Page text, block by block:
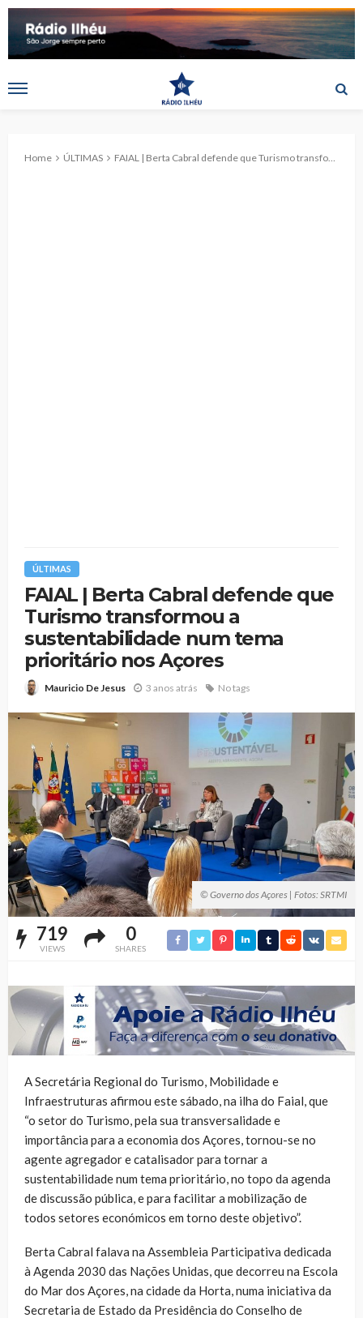
Home ÚLTIMAS FAIAL | Berta Cabral defende que Turismo transformou a sustentabilidade num tema prioritário nos Açores
ÚLTIMAS
FAIAL | Berta Cabral defende que
Turismo transformou a
sustentabilidade num tema
prioritário nos Açores
Mauricio De Jesus 3 anos atrás No tags
© Governo dos Açores | Fotos: SRTMI
719
VIEWS
0
SHARES
A Secretária Regional do Turismo, Mobilidade e
Infraestruturas afirmou este sábado, na ilha do Faial, que
“o setor do Turismo, pela sua transversalidade e
importância para a economia dos Açores, tornou-se no
agente agregador e catalisador para tornar a
sustentabilidade num tema prioritário, no topo da agenda
de discussão pública, e para facilitar a mobilização de
todos setores económicos em torno deste objetivo”.
Berta Cabral falava na Assembleia Participativa dedicada
à Agenda 2030 das Nações Unidas, que decorreu na Escola
do Mar dos Açores, na cidade da Horta, numa iniciativa da
Secretaria de Estado da Presidência do Conselho de